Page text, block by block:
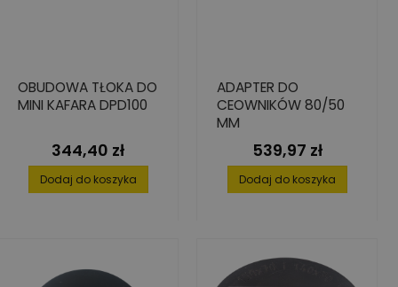
OBUDOWA TŁOKA DO
MINI KAFARA DPD100
Cena
344,40 zł
Dodaj do koszyka
ADAPTER DO
CEOWNIKÓW 80/50
MM
Cena
539,97 zł
Dodaj do koszyka